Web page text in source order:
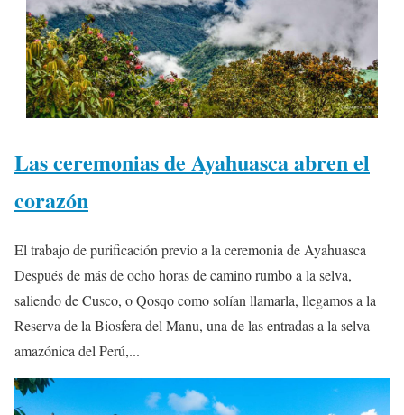
Las ceremonias de Ayahuasca abren el
corazón
El trabajo de purificación previo a la ceremonia de Ayahuasca
Después de más de ocho horas de camino rumbo a la selva,
saliendo de Cusco, o Qosqo como solían llamarla, llegamos a la
Reserva de la Biosfera del Manu, una de las entradas a la selva
amazónica del Perú,...